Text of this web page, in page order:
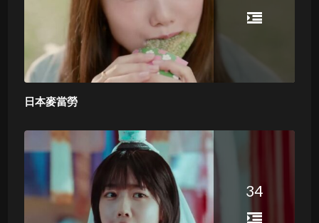
日本麥當勞
34